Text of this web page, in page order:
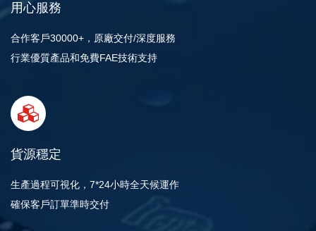
用心服務
合作客戶30000+，原廠交付/深度服務
行業優質產品和免費FAE技術支持
貨源穩定
生產過程可視化，7*24小時全天候運作
確保客戶訂單準時交付